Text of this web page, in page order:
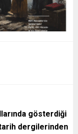
gösterdiği
tarih dergilerinden